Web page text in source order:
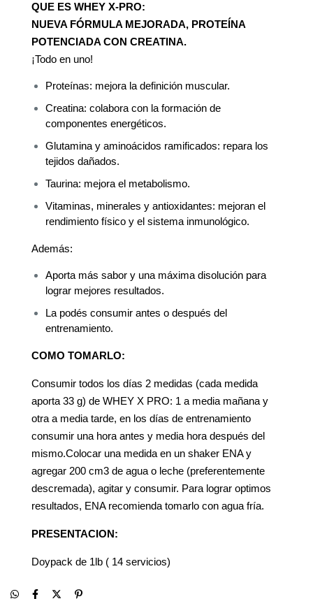
QUE ES WHEY X-PRO:
NUEVA FÓRMULA MEJORADA, PROTEÍNA
POTENCIADA CON CREATINA.
¡Todo en uno!
Proteínas: mejora la definición muscular.
Creatina: colabora con la formación de
componentes energéticos.
Glutamina y aminoácidos ramificados: repara los
tejidos dañados.
Taurina: mejora el metabolismo.
Vitaminas, minerales y antioxidantes: mejoran el
rendimiento físico y el sistema inmunológico.
Además:
Aporta más sabor y una máxima disolución para
lograr mejores resultados.
La podés consumir antes o después del
entrenamiento.
COMO TOMARLO:
Consumir todos los días 2 medidas (cada medida
aporta 33 g) de WHEY X PRO: 1 a media mañana y
otra a media tarde, en los días de entrenamiento
consumir una hora antes y media hora después del
mismo.Colocar una medida en un shaker ENA y
agregar 200 cm3 de agua o leche (preferentemente
descremada), agitar y consumir. Para lograr optimos
resultados, ENA recomienda tomarlo con agua fría.
PRESENTACION:
Doypack de 1lb ( 14 servicios)